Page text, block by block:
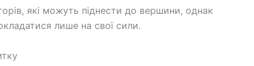
які можуть піднести до вершини, однак
лише на свої сили.